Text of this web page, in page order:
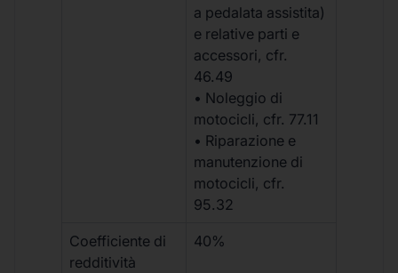
a pedalata assistita)
e relative parti e
accessori, cfr.
46.49
• Noleggio di
motocicli, cfr. 77.11
• Riparazione e
manutenzione di
motocicli, cfr.
95.32
Coefficiente di
redditività
40%